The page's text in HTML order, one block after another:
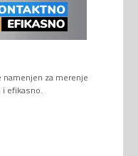
za merenje
efikasno.